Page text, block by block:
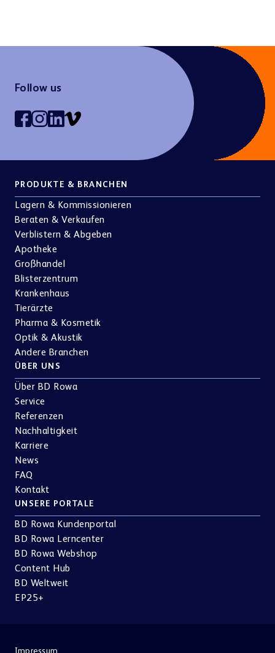
Follow us
PRODUKTE & BRANCHEN
Lagern & Kommissionieren
Beraten & Verkaufen
Verblistern & Abgeben
Apotheke
Großhandel
Blisterzentrum
Krankenhaus
Tierärzte
Pharma & Kosmetik
Optik & Akustik
Andere Branchen
ÜBER UNS
Über BD Rowa
Service
Referenzen
Nachhaltigkeit
Karriere
News
FAQ
Kontakt
UNSERE PORTALE
BD Rowa Kundenportal
BD Rowa Lerncenter
BD Rowa Webshop
Content Hub
BD Weltweit
EP25+